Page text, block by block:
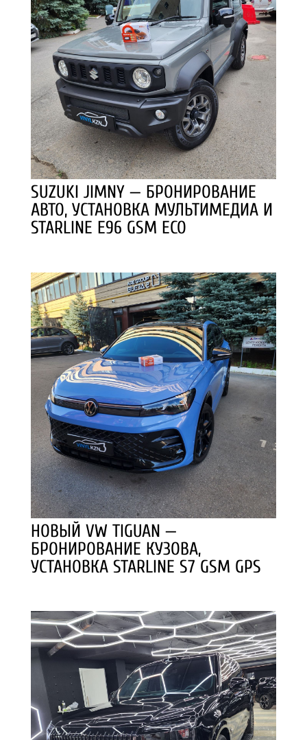
SUZUKI JIMNY — БРОНИРОВАНИЕ
АВТО, УСТАНОВКА МУЛЬТИМЕДИА И
STARLINE E96 GSM ECO
НОВЫЙ VW TIGUAN —
БРОНИРОВАНИЕ КУЗОВА,
УСТАНОВКА STARLINE S7 GSM GPS